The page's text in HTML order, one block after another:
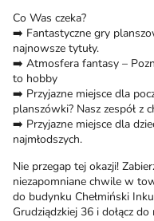
Co Was czeka?
➡️ Fantastyczne gry
najnowsze tytuły.
➡️ Atmosfera fantasy –
to hobby
➡️ Przyjazne miejsce dla
planszówki? Nasz zespół z
➡️ Przyjazne miejsce dla
najmłodszych.
Nie przegap tej okazji!
niezapomniane chwile w
do budynku Chełmiński
Grudziądzkiej 36 i dołącz